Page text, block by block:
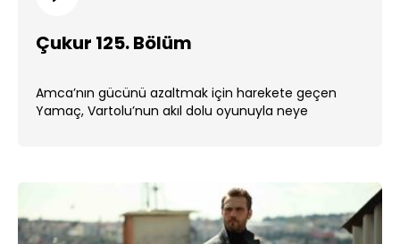
Çukur 125. Bölüm
Amca’nın gücünü azaltmak için harekete geçen
Yamaç, Vartolu’nun akıl dolu oyunuyla neye